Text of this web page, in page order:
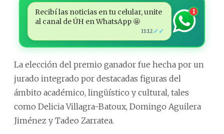
Recibí las noticias en tu celular, unite
al canal de ÚH en WhatsApp 🤩
11:12 ✓✓
1
La elección del premio ganador fue hecha por un
jurado integrado por destacadas figuras del
ámbito académico, lingüístico y cultural, tales
como Delicia Villagra-Batoux, Domingo Aguilera
Jiménez y Tadeo Zarratea.